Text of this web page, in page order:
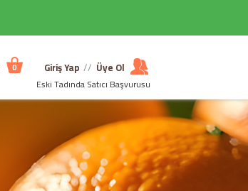
0 Giriş Yap // Üye Ol
Eski Tadında Satıcı Başvurusu